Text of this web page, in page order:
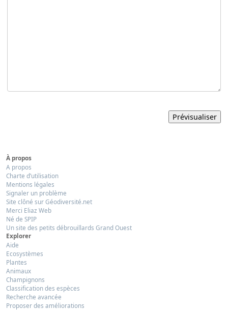
À propos
A propos
Charte d’utilisation
Mentions légales
Signaler un problème
Site clôné sur Géodiversité.net
Merci Eliaz Web
Né de SPIP
Un site des petits débrouillards Grand Ouest
Explorer
Aide
Ecosystèmes
Plantes
Animaux
Champignons
Classification des espèces
Recherche avancée
Proposer des améliorations